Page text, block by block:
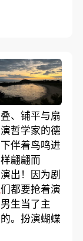
、铺平与扇
哲学家的德
伴着鸟鸣进
翩翩而
出！因为剧
们都要抢着演
生当了主
。扮演蝴蝶